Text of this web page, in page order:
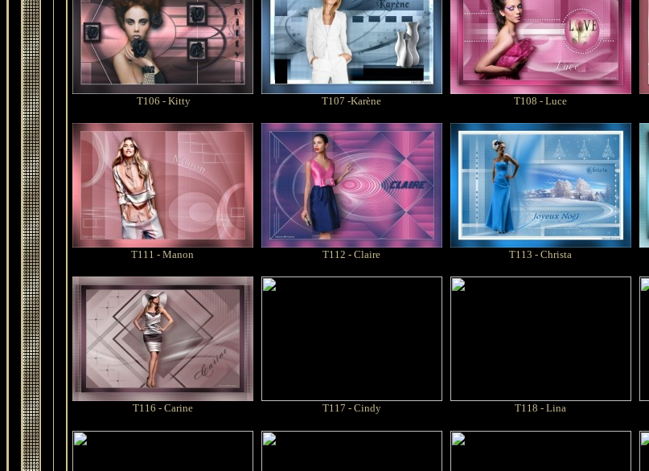
T106 - Kitty T107 -Karène T108 - Luce
T111 - Manon T112 - Claire T113 - Christa
T116 - Carine T117 - Cindy T118 - Lina